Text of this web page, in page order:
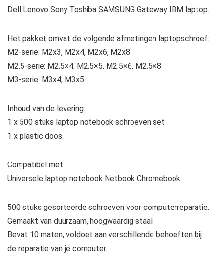
Dell Lenovo Sony Toshiba SAMSUNG Gateway IBM laptop.
Het pakket omvat de volgende afmetingen laptopschroef:
M2-serie: M2x3, M2x4, M2x6, M2x8
M2.5-serie: M2.5×4, M2.5×5, M2.5×6, M2.5×8
M3-serie: M3x4, M3x5.
Inhoud van de levering:
1 x 500 stuks laptop notebook schroeven set
1 x plastic doos.
Compatibel met:
Universele laptop notebook Netbook Chromebook.
500 stuks gesorteerde schroeven voor computerreparatie.
Gemaakt van duurzaam, hoogwaardig staal.
Bevat 10 maten, voldoet aan verschillende behoeften bij
de reparatie van je computer.